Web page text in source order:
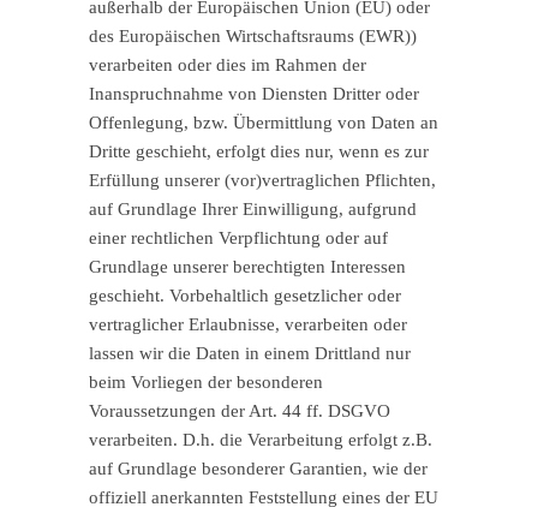
außerhalb der Europäischen Union (EU) oder
des Europäischen Wirtschaftsraums (EWR))
verarbeiten oder dies im Rahmen der
Inanspruchnahme von Diensten Dritter oder
Offenlegung, bzw. Übermittlung von Daten an
Dritte geschieht, erfolgt dies nur, wenn es zur
Erfüllung unserer (vor)vertraglichen Pflichten,
auf Grundlage Ihrer Einwilligung, aufgrund
einer rechtlichen Verpflichtung oder auf
Grundlage unserer berechtigten Interessen
geschieht. Vorbehaltlich gesetzlicher oder
vertraglicher Erlaubnisse, verarbeiten oder
lassen wir die Daten in einem Drittland nur
beim Vorliegen der besonderen
Voraussetzungen der Art. 44 ff. DSGVO
verarbeiten. D.h. die Verarbeitung erfolgt z.B.
auf Grundlage besonderer Garantien, wie der
offiziell anerkannten Feststellung eines der EU